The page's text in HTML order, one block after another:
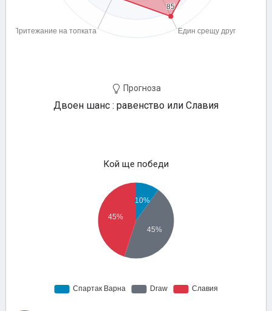
Прогноза
Двоен шанс : равенство или Славия
Кой ще победи